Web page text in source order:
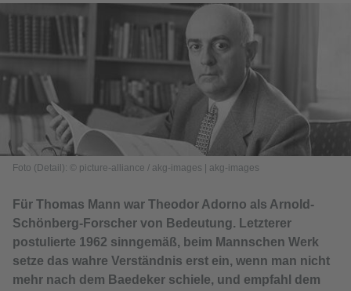
Foto (Detail): © picture-alliance / akg-images | akg-images
Für Thomas Mann war Theodor Adorno als Arnold-
Schönberg-Forscher von Bedeutung. Letzterer
postulierte 1962 sinngemäß, beim Mannschen Werk
setze das wahre Verständnis erst ein, wenn man nicht
mehr nach dem Baedeker schiele, und empfahl dem